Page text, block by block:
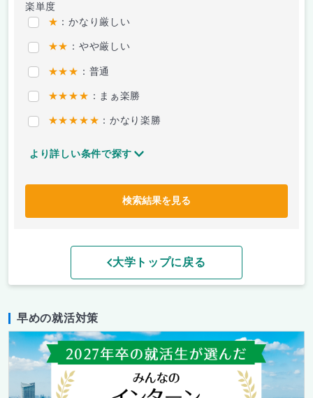
楽単度
★ ：かなり厳しい
★★ ：やや厳しい
★★★ ：普通
★★★★ ：まぁ楽勝
★★★★★ ：かなり楽勝
より詳しい条件で探す
検索結果を見る
大学トップに戻る
早めの就活対策